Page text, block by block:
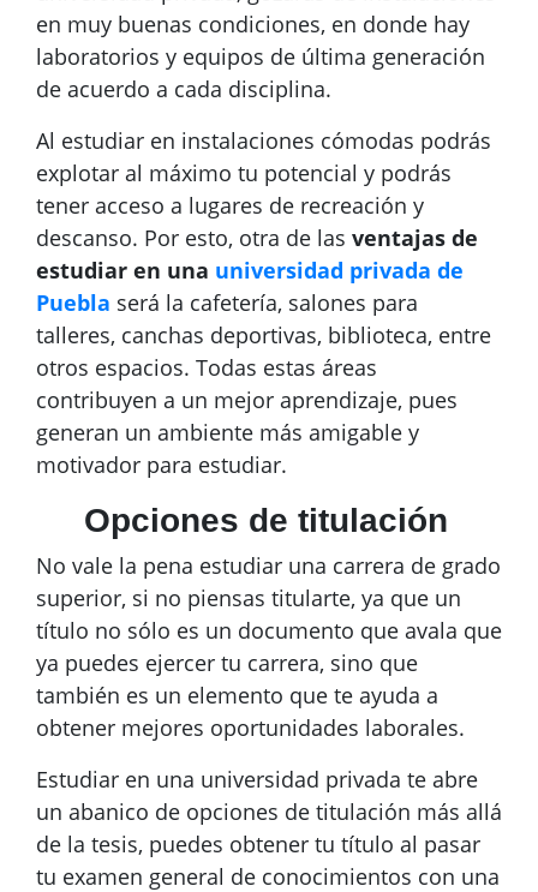
en muy buenas condiciones, en donde hay
laboratorios y equipos de última generación
de acuerdo a cada disciplina.
Al estudiar en instalaciones cómodas podrás
explotar al máximo tu potencial y podrás
tener acceso a lugares de recreación y
descanso. Por esto, otra de las ventajas de
estudiar en una universidad privada de
Puebla será la cafetería, salones para
talleres, canchas deportivas, biblioteca, entre
otros espacios. Todas estas áreas
contribuyen a un mejor aprendizaje, pues
generan un ambiente más amigable y
motivador para estudiar.
Opciones de titulación
No vale la pena estudiar una carrera de grado
superior, si no piensas titularte, ya que un
título no sólo es un documento que avala que
ya puedes ejercer tu carrera, sino que
también es un elemento que te ayuda a
obtener mejores oportunidades laborales.
Estudiar en una universidad privada te abre
un abanico de opciones de titulación más allá
de la tesis, puedes obtener tu título al pasar
tu examen general de conocimientos con una